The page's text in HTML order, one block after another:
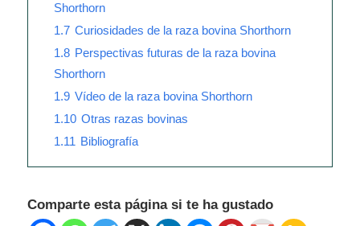
Shorthorn
1.7 Curiosidades de la raza bovina Shorthorn
1.8 Perspectivas futuras de la raza bovina
Shorthorn
1.9 Vídeo de la raza bovina Shorthorn
1.10 Otras razas bovinas
1.11 Bibliografía
Comparte esta página si te ha gustado